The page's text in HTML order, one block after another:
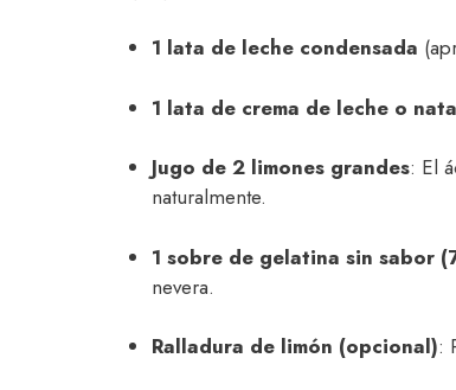
1 lata de leche condensada
1 lata de crema de leche o
Jugo de 2 limones grandes: El
naturalmente.
1 sobre de gelatina sin sabor
nevera.
Ralladura de limón (opcional):